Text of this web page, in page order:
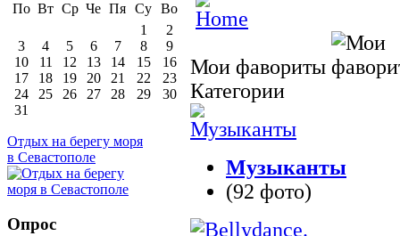
Мои фавориты
Категории
Музыканты
(92 фото)
По Вт Ср Че Пя Су Во
1
2
3
4 5 6 7 8
9
10
11 12 13 14 15
16
17
18 19 20 21 22
23
24
25 26 27 28 29
30
31
Отдых на берегу моря
в Севастополе
Опрос